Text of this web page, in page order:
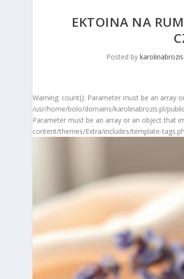
EKTOINA NA
Posted by
Warning: count(): Parameter must be an array
/usr/home/bolo/domains/karolinabrozis.pl/
Parameter must be an array or an object that
content/themes/Extra/includes/template-